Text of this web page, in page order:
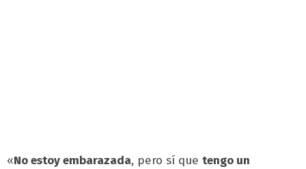
«No estoy embarazada, pero sí que tengo un